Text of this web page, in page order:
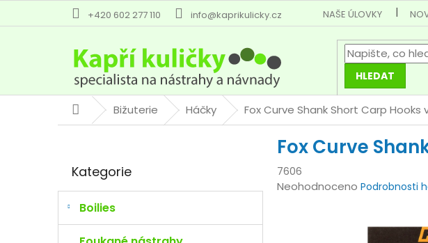
+420 602 277 110 info@kaprikulicky.cz NAŠE ÚLOVKY
HLEDAT
DomůBižuterie Háčky Fox Curve Shank Short Carp Hooks
r
n
kategorie
Kategorie
Boilies
Fox Curve
7606
Průměrné
Neohodnoceno Podrobnosti